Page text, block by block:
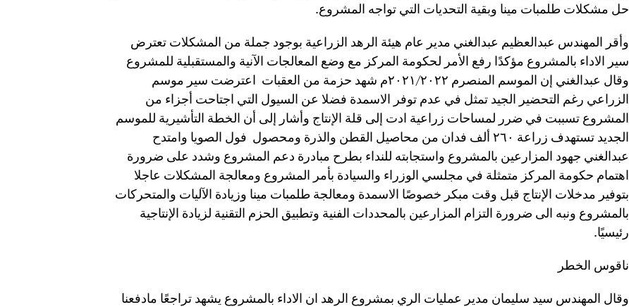
حل مشكلات طلمبات مينا وبقية التحديات التي تواجه المشروع.
وأقر المهندس عبدالعظيم عبدالغني مدير عام هيئة الرهد الزراعية بوجود جملة من المشكلات تعترض
سير الاداء بالمشروع مؤكدًا رفع الأمر لحكومة المركز مع وضع المعالجات الآنية والمستقبلية للمشروع
وقال عبدالغني إن الموسم المنصرم ٢٠٢١/٢٠٢٢م شهد حزمة من العقبات اعترضت سير موسم
الزراعي رغم التحضير الجيد تمثل في عدم توفر الاسمدة فضلا عن السيول التي اجتاحت أجزاء من
المشروع تسببت في ضرر لمساحات زراعية ادت إلى قلة الإنتاج وأشار إلى أن الخطة التأشيرية للموسم
الجديد تستهدف زراعة ٢٦٠ ألف فدان من محاصيل القطن والذرة ومحصول فول الصويا وامتدح
عبدالغني جهود المزارعين بالمشروع واستجابته للنداء بطرح مبادرة دعم المشروع وشدد على ضرورة
اهتمام حكومة المركز متمثلة في مجلسي الوزراء والسيادة بأمر المشروع ومعالجة المشكلات عاجلا
بتوفير مدخلات الإنتاج قبل وقت مبكر خصوصًا الاسمدة ومعالجة طلمبات مينا وزيادة الآليات والمتحركات
بالمشروع ونبه الى ضرورة التزام المزارعين بالمحددات الفنية وتطبيق الحزم التقنية لزيادة الإنتاجية
رئيسيًا.
ناقوس الخطر
وقال المهندس سيد سليمان مدير عمليات الري بمشروع الرهد ان الاداء بالمشروع يشهد تراجعًا مادفعنا